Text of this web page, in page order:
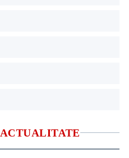
ACTUALITATE